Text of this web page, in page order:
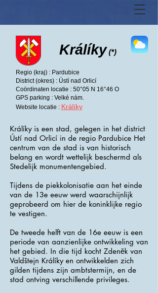
Králíky(*)
Regio (kraj) : Pardubice
District (okres) : Ústí nad Orlicí
Coördinaten locatie : 50°05 N 16°46 O
GPS parking : Velké nám.
Website locatie : Králíky
Králíky is een stad, gelegen in het district
Ústí nad Orlicí in de regio Pardubice Het
centrum van de stad is van historisch
belang en wordt wettelijk beschermd als
Stedelijk monumentengebied.
Tijdens de piekkolonisatie aan het einde
van de 13e eeuw werd waarschijnlijk
geprobeerd om hier de koninklijke regio
te vestigen.
De tweede helft van de 16e eeuw is een
periode van aanzienlijke ontwikkeling van
het gebied. In die tijd kocht Zdeněk van
Valdštejn Králíky en ontwikkelden zich
gilden tijdens zijn ambtstermijn, en de
stad ontving verschillende privileges.